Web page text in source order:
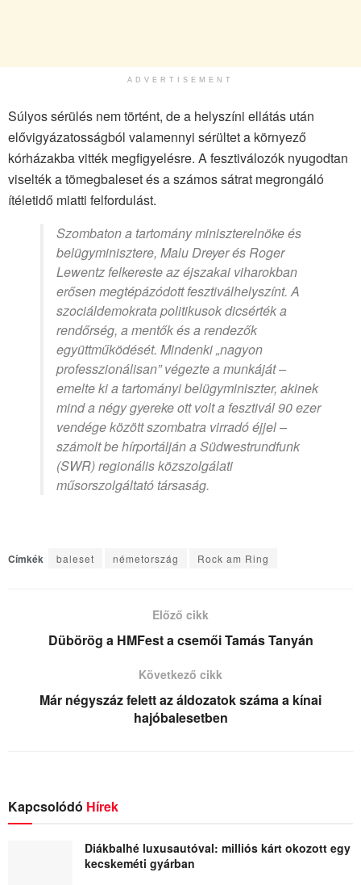
ADVERTISEMENT
Súlyos sérülés nem történt, de a helyszíni ellátás után
elővigyázatosságból valamennyi sérültet a környező
kórházakba vitték megfigyelésre. A fesztiválozók nyugodtan
viselték a tömegbaleset és a számos sátrat megrongáló
ítéletidő miatti felfordulást.
Szombaton a tartomány miniszterelnöke és
belügyminisztere, Malu Dreyer és Roger
Lewentz felkereste az éjszakai viharokban
erősen megtépázódott fesztiválhelyszínt. A
szociáldemokrata politikusok dicsérték a
rendőrség, a mentők és a rendezők
együttműködését. Mindenki „nagyon
professzionálisan” végezte a munkáját –
emelte ki a tartományi belügyminiszter, akinek
mind a négy gyereke ott volt a fesztivál 90 ezer
vendége között szombatra virradó éjjel –
számolt be hírportálján a Südwestrundfunk
(SWR) regionális közszolgálati
műsorszolgáltató társaság.
Címkék baleset németország Rock am Ring
Előző cikk
Dübörög a HMFest a csemői Tamás Tanyán
Következő cikk
Már négyszáz felett az áldozatok száma a kínai
hajóbalesetben
Kapcsolódó Hírek
Diákbalhé luxusautóval: milliós kárt okozott egy
kecskeméti gyárban